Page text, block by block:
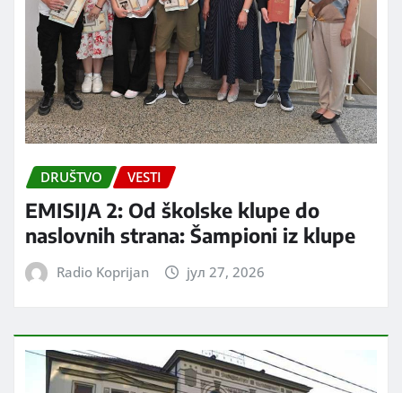
DRUŠTVO VESTI
EMISIJA 2: Od školske klupe do
naslovnih strana: Šampioni iz klupe
Radio Koprijan јул 27, 2026